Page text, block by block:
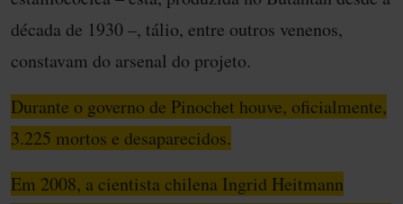
década de 1930 –, tálio, entre outros venenos,
constavam do arsenal do projeto.
Durante o governo de Pinochet houve, oficialmente,
3.225 mortos e desaparecidos.
Em 2008, a cientista chilena Ingrid Heitmann